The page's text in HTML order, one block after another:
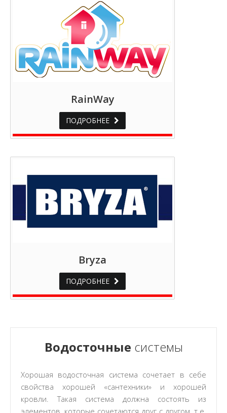
RainWay
ПОДРОБНЕЕ
Bryza
ПОДРОБНЕЕ
Водосточные системы
Хорошая водосточная система сочетает в себе
свойства хорошей «сантехники» и хорошей
кровли. Такая система должна состоять из
элементов, которые сочетаются друг с другом, т.е.